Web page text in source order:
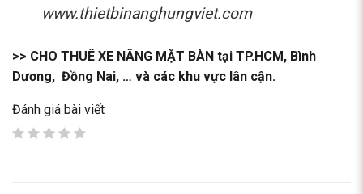
www.thietbinanghungviet.com
>> CHO THUÊ XE NÂNG MẶT BÀN tại TP.HCM, Bình
Dương, Đồng Nai, … và các khu vực lân cận.
Đánh giá bài viết